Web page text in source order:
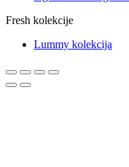
Fresh kolekcije
Lummy kolekcija